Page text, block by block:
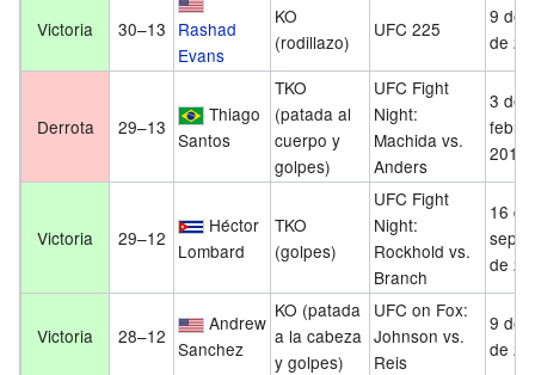
Victoria 30–13 Rashad
Evans
KO
(rodillazo)
UFC 225
9 de
de
Derrota 29–13
Thiago
Santos
TKO
(patada al
cuerpo y
golpes)
UFC Fight
Night:
Machida vs.
Anders
3 de
2018
Victoria 29–12
Héctor
Lombard
TKO
(golpes)
UFC Fight
Night:
Rockhold vs.
Branch
16 de
de
Victoria 28–12
Andrew
Sanchez
KO (patada
a la cabeza
y golpes)
UFC on Fox:
Johnson vs.
Reis
9 de
de